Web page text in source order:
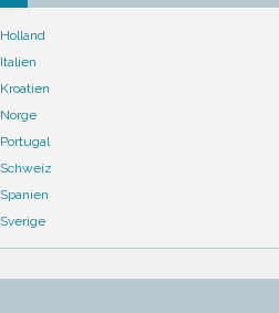
Holland
Italien
Kroatien
Norge
Portugal
Schweiz
Spanien
Sverige